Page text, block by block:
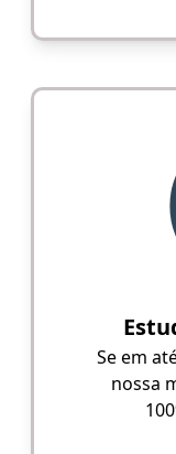
Se em
nossa